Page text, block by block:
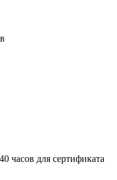
40 часов для сертификата